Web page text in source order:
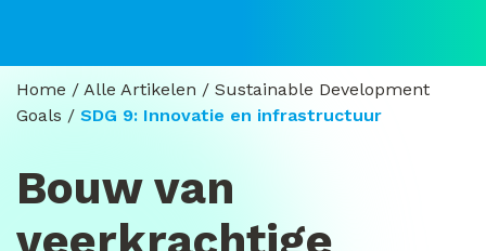
Home / Alle Artikelen / Sustainable Development
Goals / SDG 9: Innovatie en infrastructuur
Bouw van